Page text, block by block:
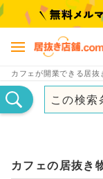
カフェが開業できる居
この検索
カフェの居抜き